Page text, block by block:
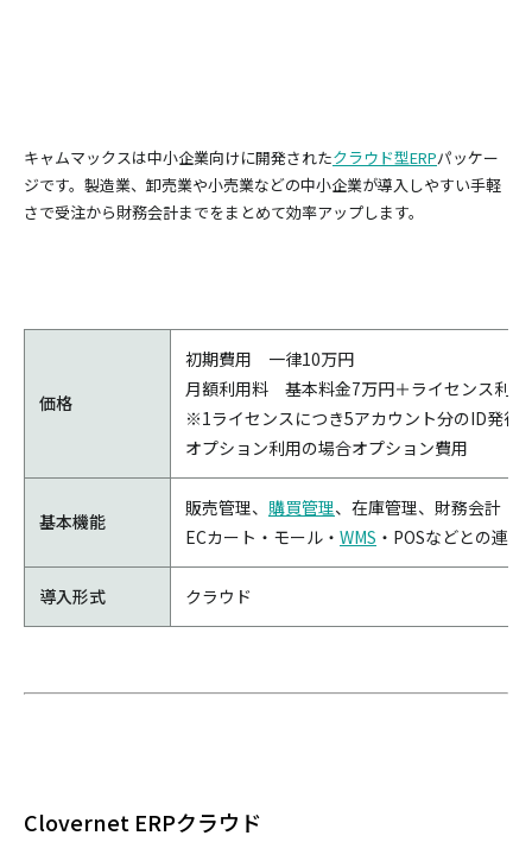
キャムマックスは中小企業向けに開発されたクラウド型ERPパッケー
ジです。製造業、卸売業や小売業などの中小企業が導入しやすい手軽
さで受注から財務会計までをまとめて効率アップします。
価格
初期費用 一律10万円
月額利用料 基本料金7万円＋ライセンス利用
※1ライセンスにつき5アカウント分のID発行
オプション利用の場合オプション費用
基本機能
販売管理、 購買管理、在庫管理、財務会計
ECカート・モール・ WMS ・POSなどとの連携
導入形式 クラウド
Clovernet ERPクラウド